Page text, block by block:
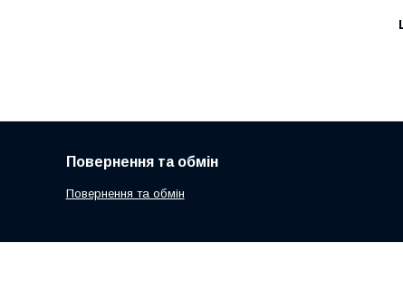
Повернення та обмін
Повернення та обмін